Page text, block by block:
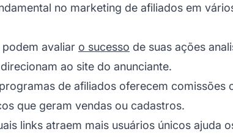
no marketing de afiliados em
podem avaliar o sucesso de suas ações
ao site do anunciante.
de afiliados oferecem comissões
que geram vendas ou cadastros.
links atraem mais usuários únicos ajuda